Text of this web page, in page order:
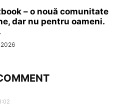
– o nouă comunitate
dar nu pentru oameni.